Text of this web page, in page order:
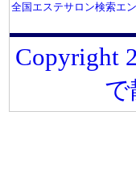
全国エステサロン検索エ
Copyright